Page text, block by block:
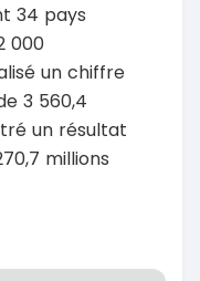
34 pays
000
un chiffre
3 560,4
un résultat
millions